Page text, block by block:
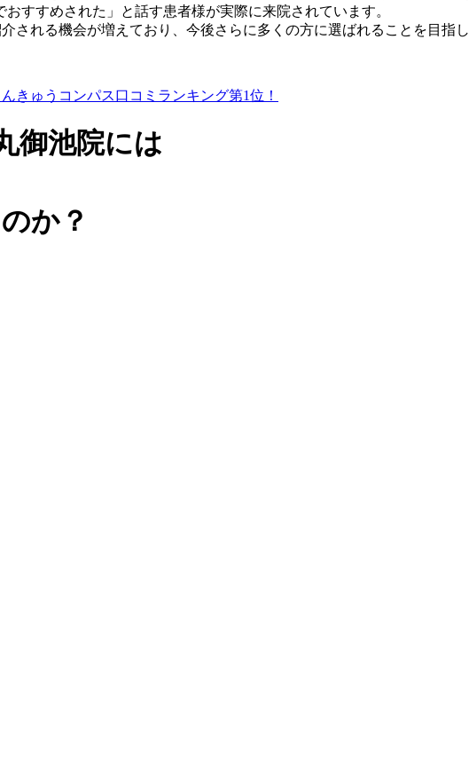
すすめされた」と話す患者様が実際に来院されています。
される機会が増えており、今後さらに多くの方に選ばれることを目指し
御池院には
か？